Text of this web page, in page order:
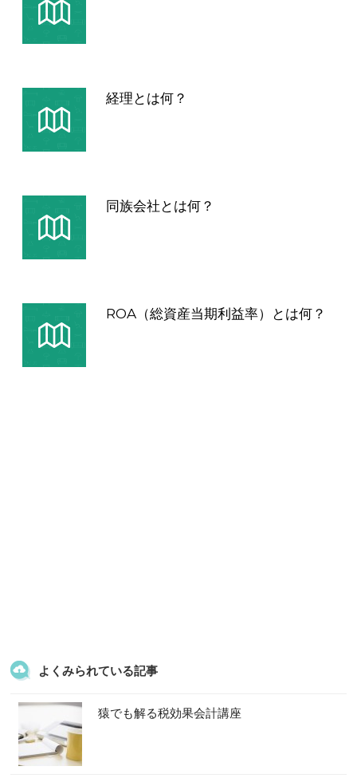
経理とは何？
同族会社とは何？
ROA（総資産当期利益率）とは何？
よくみられている記事
猿でも解る税効果会計講座